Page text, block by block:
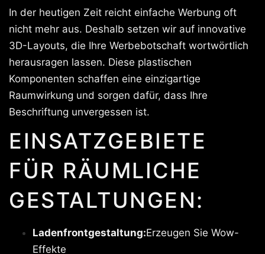
In der heutigen Zeit reicht einfache Werbung oft
nicht mehr aus. Deshalb setzen wir auf innovative
3D-Layouts, die Ihre Werbebotschaft wortwörtlich
herausragen lassen. Diese plastischen
Komponenten schaffen eine einzigartige
Raumwirkung und sorgen dafür, dass Ihre
Beschriftung unvergessen ist.
EINSATZGEBIETE
FÜR RÄUMLICHE
GESTALTUNGEN:
Ladenfrontgestaltung:Erzeugen Sie Wow-
Effekte